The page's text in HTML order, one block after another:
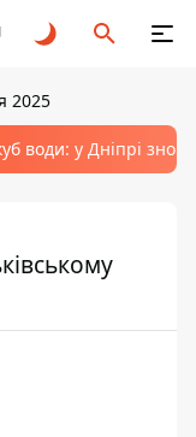
2025
води: у Дніпрі